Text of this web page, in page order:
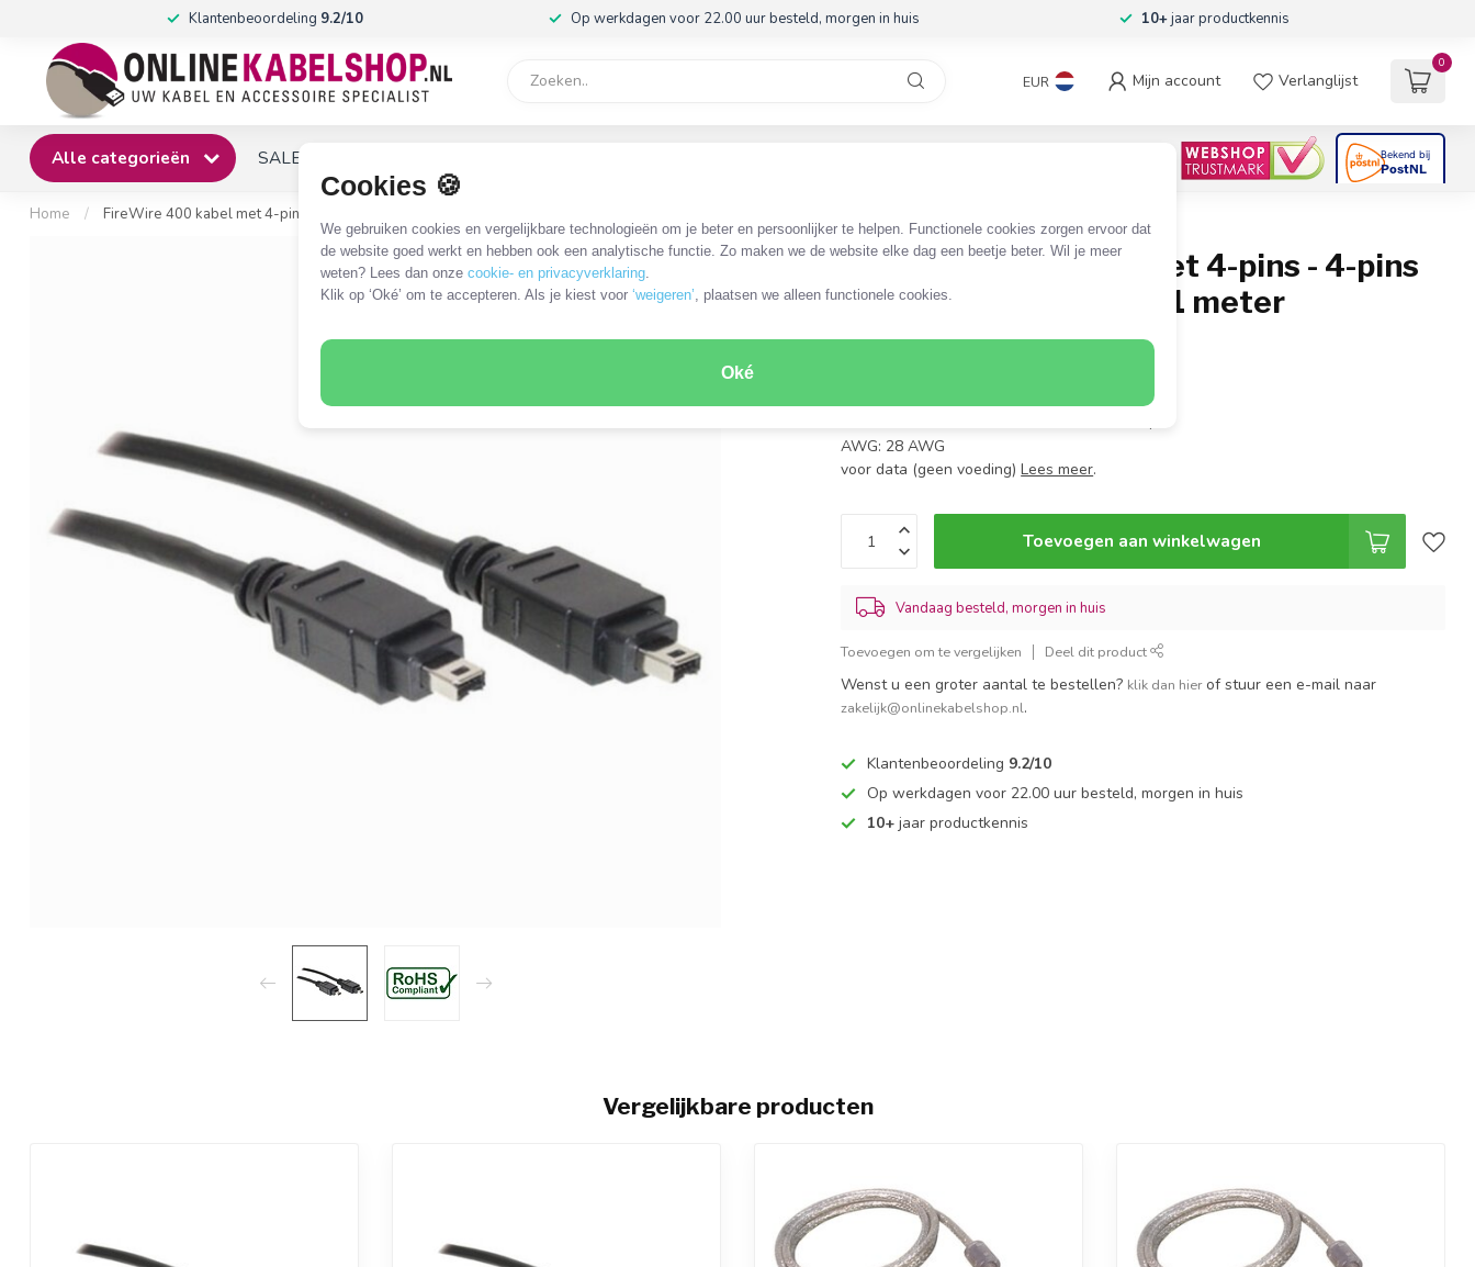
Cookies 🍪
We gebruiken cookies en vergelijkbare technologieën om je beter en persoonlijker te helpen. Functionele cookies zorgen ervoor dat
de website goed werkt en hebben ook een analytische functie. Zo maken we de website elke dag een beetje beter. Wil je meer
weten? Lees dan onze cookie- en privacyverklaring.
Klik op ‘Oké’ om te accepteren. Als je kiest voor ‘weigeren’, plaatsen we alleen functionele cookies.
Oké
Klantenbeoordeling 9.2/10 Op werkdagen voor 22.00 uur besteld, morgen in huis 10+jaar productkennis
EUR Mijn account Verlanglijst
0
Alle categorieën SALE
Home / FireWire 400 kabel met 4-pins - 4-pins connectoren / zwart - 1 meter
OKS-33135
FireWire 400 kabel met 4-pins - 4-pins
connectoren / zwart - 1 meter
€6,49
FireWire 400: doorvoersnelheid tot 400 Mbit/s
AWG: 28 AWG
voor data (geen voeding)Lees meer.
Toevoegen aan winkelwagen
Vandaag besteld, morgen in huis
Toevoegen om te vergelijken Deel dit product
Wenst u een groter aantal te bestellen? klik dan hierof stuur een e-mail naar
zakelijk@onlinekabelshop.nl.
Klantenbeoordeling 9.2/10
Op werkdagen voor 22.00 uur besteld, morgen in huis
10+ jaar productkennis
Vergelijkbare producten